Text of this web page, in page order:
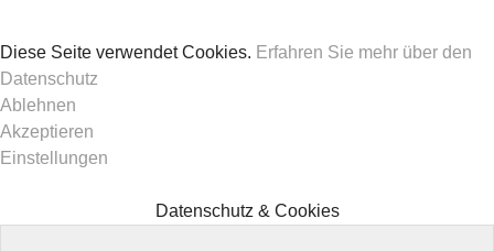
Diese Seite verwendet Cookies. Erfahren Sie mehr über den
Datenschutz
Ablehnen
Akzeptieren
Einstellungen
Datenschutz & Cookies